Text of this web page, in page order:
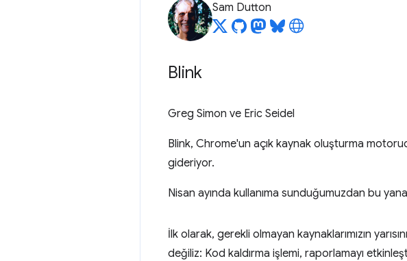
Sam Dutton
Blink
Greg Simon ve Eric Seidel
Blink, Chrome'un açık kaynak oluşturma
gideriyor.
Nisan ayında kullanıma sunduğumuzdan bu
İlk olarak, gerekli olmayan kaynaklarımızın
değiliz: Kod kaldırma işlemi, raporlamayı